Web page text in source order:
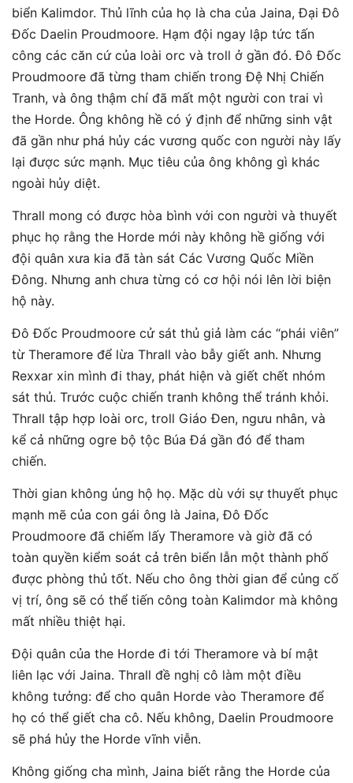
biển Kalimdor. Thủ lĩnh của họ là cha của Jaina, Đại Đô
Đốc Daelin Proudmoore. Hạm đội ngay lập tức tấn
công các căn cứ của loài orc và troll ở gần đó. Đô Đốc
Proudmoore đã từng tham chiến trong Đệ Nhị Chiến
Tranh, và ông thậm chí đã mất một người con trai vì
the Horde. Ông không hề có ý định để những sinh vật
đã gần như phá hủy các vương quốc con người này lấy
lại được sức mạnh. Mục tiêu của ông không gì khác
ngoài hủy diệt.
Thrall mong có được hòa bình với con người và thuyết
phục họ rằng the Horde mới này không hề giống với
đội quân xưa kia đã tàn sát Các Vương Quốc Miền
Đông. Nhưng anh chưa từng có cơ hội nói lên lời biện
hộ này.
Đô Đốc Proudmoore cử sát thủ giả làm các “phái viên”
từ Theramore để lừa Thrall vào bẫy giết anh. Nhưng
Rexxar xin mình đi thay, phát hiện và giết chết nhóm
sát thủ. Trước cuộc chiến tranh không thể tránh khỏi.
Thrall tập hợp loài orc, troll Giáo Đen, ngưu nhân, và
kể cả những ogre bộ tộc Búa Đá gần đó để tham
chiến.
Thời gian không ủng hộ họ. Mặc dù với sự thuyết phục
mạnh mẽ của con gái ông là Jaina, Đô Đốc
Proudmoore đã chiếm lấy Theramore và giờ đã có
toàn quyền kiểm soát cả trên biển lẫn một thành phố
được phòng thủ tốt. Nếu cho ông thời gian để củng cố
vị trí, ông sẽ có thể tiến công toàn Kalimdor mà không
mất nhiều thiệt hại.
Đội quân của the Horde đi tới Theramore và bí mật
liên lạc với Jaina. Thrall đề nghị cô làm một điều
không tưởng: để cho quân Horde vào Theramore để
họ có thể giết cha cô. Nếu không, Daelin Proudmoore
sẽ phá hủy the Horde vĩnh viễn.
Không giống cha mình, Jaina biết rằng the Horde của